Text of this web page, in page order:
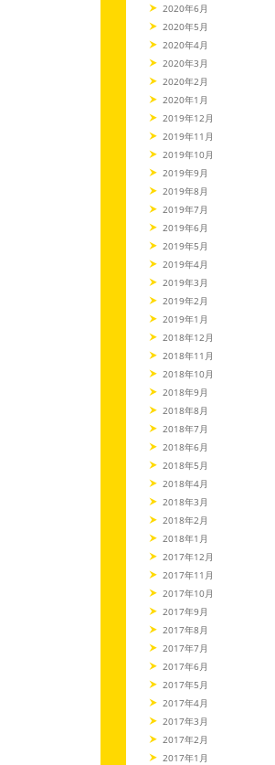
2020年6月
2020年5月
2020年4月
2020年3月
2020年2月
2020年1月
2019年12月
2019年11月
2019年10月
2019年9月
2019年8月
2019年7月
2019年6月
2019年5月
2019年4月
2019年3月
2019年2月
2019年1月
2018年12月
2018年11月
2018年10月
2018年9月
2018年8月
2018年7月
2018年6月
2018年5月
2018年4月
2018年3月
2018年2月
2018年1月
2017年12月
2017年11月
2017年10月
2017年9月
2017年8月
2017年7月
2017年6月
2017年5月
2017年4月
2017年3月
2017年2月
2017年1月